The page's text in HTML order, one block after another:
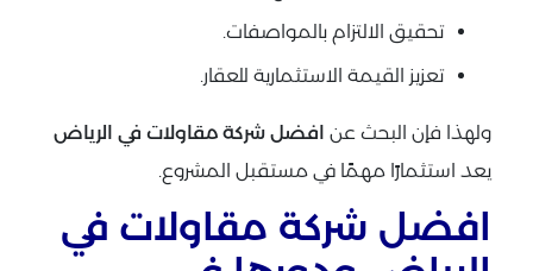
تحقيق الالتزام بالمواصفات.
تعزيز القيمة الاستثمارية للعقار.
ولهذا فإن البحث عن افضل شركة مقاولات في الرياض
يعد استثمارًا مهمًا في مستقبل المشروع.
افضل شركة مقاولات في